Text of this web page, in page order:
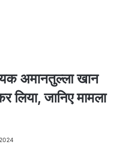
अमानतुल्ला खान
लिया, जानिए मामला